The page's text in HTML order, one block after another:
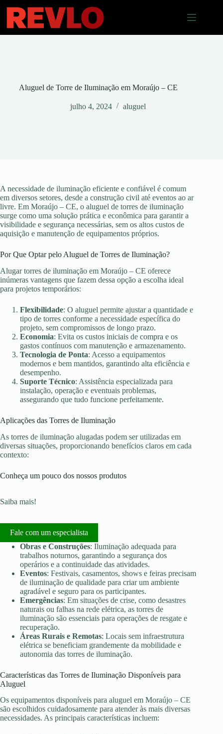
para
conteúdo
Aluguel de Torre de Iluminação em Moraújo – CE
julho 4, 2024 aluguel
A necessidade de iluminação eficiente e confiável é comum
em diversos setores, desde a construção civil até eventos ao ar
livre. Em Moraújo – CE, o aluguel de torres de iluminação
surge como uma solução prática e econômica para garantir a
visibilidade e segurança necessárias, sem os altos custos de
aquisição e manutenção de equipamentos próprios.
Por Que Optar pelo Aluguel de Torres de Iluminação?
Alugar torres de iluminação em Moraújo – CE oferece
inúmeras vantagens que fazem dessa opção a escolha ideal
para projetos temporários:
Flexibilidade: O aluguel permite ajustar a quantidade e
tipo de torres conforme a necessidade específica do
projeto, sem compromissos de longo prazo.
Economia: Evita os custos iniciais de compra e os
gastos contínuos com manutenção e armazenamento.
Tecnologia de Ponta: Acesso a equipamentos
modernos e bem mantidos, garantindo alta eficiência e
desempenho.
Suporte Técnico: Assistência especializada para
instalação, operação e eventuais problemas,
assegurando que tudo funcione perfeitamente.
Aplicações das Torres de Iluminação
As torres de iluminação alugadas podem ser utilizadas em
diversas situações, proporcionando benefícios claros em cada
contexto:
Conheça um pouco dos nossos produtos
Saiba mais!
Fale com um especialista
Obras e Construções: Iluminação adequada para
trabalhos noturnos, garantindo a segurança dos
operários e a continuidade das atividades.
Eventos: Festivais, casamentos, shows e feiras precisam
de iluminação de qualidade para criar um ambiente
agradável e seguro para os participantes.
Emergências: Em situações de crise, como desastres
naturais ou falhas na rede elétrica, as torres de
iluminação são essenciais para operações de resgate e
recuperação.
Áreas Rurais e Remotas: Locais sem infraestrutura
elétrica se beneficiam grandemente da mobilidade e
autonomia das torres de iluminação.
Características das Torres de Iluminação Disponíveis para
Aluguel
Os equipamentos disponíveis para aluguel em Moraújo – CE
são escolhidos cuidadosamente para atender às mais diversas
necessidades. As principais características incluem: